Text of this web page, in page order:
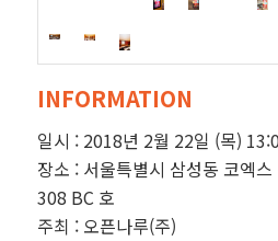
INFORMATION
일시 : 2018년 2월 22일 (목)
장소 : 서울특별시 삼성동 코엑
308 BC 호
주최 : 오픈나루(주)